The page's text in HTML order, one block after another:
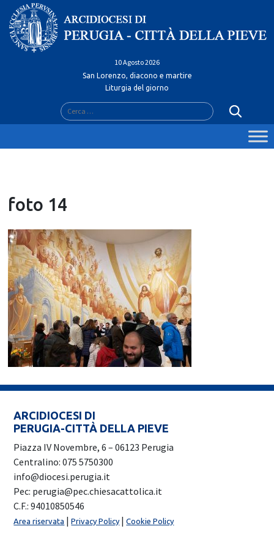
Skip
content
10 Agosto 2026
San Lorenzo, diacono e martire
Liturgia del giorno
Ricerca
per:
foto 14
ARCIDIOCESI DI
PERUGIA-CITTÀ DELLA PIEVE
Piazza IV Novembre, 6 – 06123 Perugia
Centralino: 075 5750300
info@diocesi.perugia.it
Pec: perugia@pec.chiesacattolica.it
C.F.: 94010850546
Area riservata |Privacy Policy |Cookie Policy